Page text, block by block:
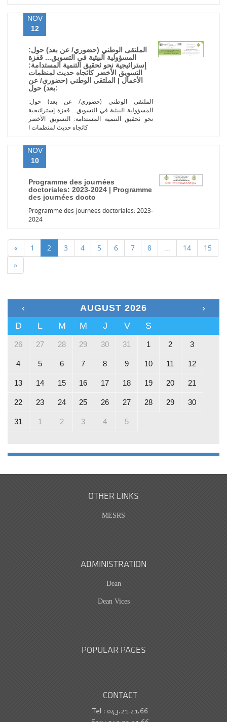
NOV
12
الملتقى الوطني (حضوري/ عن بعد) حول:
المسؤولية البيئية في التسويق... قفزة
إستراثيجية نحو ثحقيق التنمية المستدامة:
التسويق الأخضر كاثجاه حديث لمنظمات
الأعمال | الملتقى الوطني (حضوري/ عن
بعد) حول:
الملتقى الوطني (حضوري/ عن بعد) حول:
المسؤولية البيئية في التسويق... قفزة إستراثيجية
نحو ثحقيق التنمية المستدامة: التسويق الأخضر
كاثجاه حديث لمنظمات ا
NOV
10
Programme des journées
doctoriales: 2023-2024 | Programme
des journées docto
Programme des journées doctoriales: 2023-
2024
« 1 2 3 4 5 6 7 8 ... 14
15
»
‹ AUGUST 2026
›
D
L M M J V S
26 27 28 29 30 31 1 2 3
4 5 6 7 8 9 10 11 12
13 14 15 16 17 18 19 20 21
22 23 24 25 26 27 28 29 30
31 1 2 3 4 5
OTHER LINKS
MESRS
ADMINISTRATION
Dean
Dean Vices
POPULAR PAGES
CONTACT
Tel : 043.21.21.66